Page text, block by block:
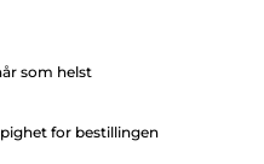
som helst
for bestillingen